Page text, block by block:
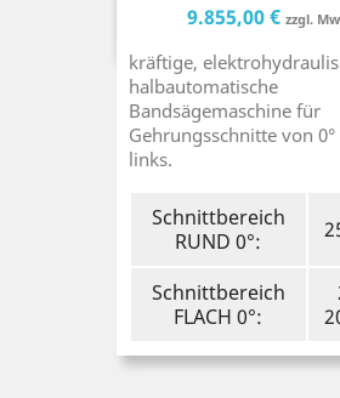
Preis
9.855,00 € zzgl.
kräftige,
halbautomatische
Bandsägemaschine für
Gehrungsschnitte von 0°
links.
Schnittbereich
RUND 0°:
Schnittbereich
FLACH 0°: